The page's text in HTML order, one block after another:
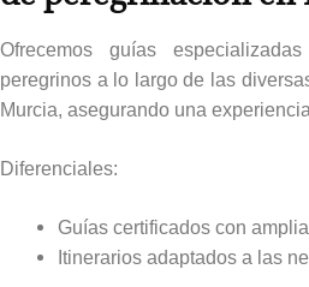
Ofrecemos guías
peregrinos a lo largo de las
Murcia, asegurando una
Diferenciales:
Guías certificados con
Itinerarios adaptados a las